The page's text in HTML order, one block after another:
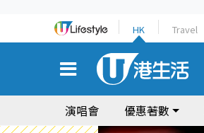
HK Travel
演唱會 優惠著數